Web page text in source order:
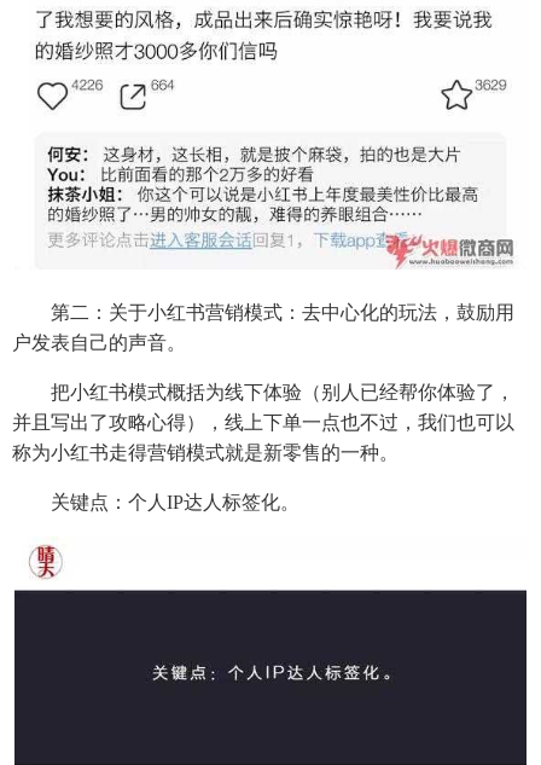
第二：关于小红书营销模式：去中心化的玩法，鼓励用
户发表自己的声音。
把小红书模式概括为线下体验（别人已经帮你体验了，
并且写出了攻略心得），线上下单一点也不过，我们也可以
称为小红书走得营销模式就是新零售的一种。
关键点：个人IP达人标签化。